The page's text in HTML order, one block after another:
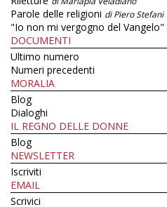
Parole delle religioni di Piero Stefani
"Io non mi vergogno del Vangelo"
DOCUMENTI
Ultimo numero
Numeri precedenti
MORALIA
Blog
Dialoghi
IL REGNO DELLE DONNE
Blog
NEWSLETTER
Iscriviti
EMAIL
Scrivici